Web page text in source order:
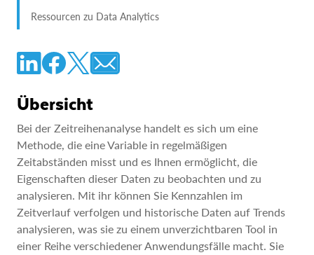
Ressourcen zu Data Analytics
Übersicht
Bei der Zeitreihenanalyse handelt es sich um eine
Methode, die eine Variable in regelmäßigen
Zeitabständen misst und es Ihnen ermöglicht, die
Eigenschaften dieser Daten zu beobachten und zu
analysieren. Mit ihr können Sie Kennzahlen im
Zeitverlauf verfolgen und historische Daten auf Trends
analysieren, was sie zu einem unverzichtbaren Tool in
einer Reihe verschiedener Anwendungsfälle macht. Sie